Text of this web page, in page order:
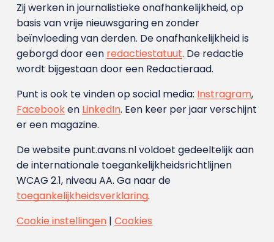
Zij werken in journalistieke onafhankelijkheid, op
basis van vrije nieuwsgaring en zonder
beïnvloeding van derden. De onafhankelijkheid is
geborgd door een redactiestatuut. De redactie
wordt bijgestaan door een Redactieraad.
Punt is ook te vinden op social media: Instragram,
Facebooken LinkedIn. Een keer per jaar verschijnt
er een magazine.
De website punt.avans.nl voldoet gedeeltelijk aan
de internationale toegankelijkheidsrichtlijnen
WCAG 2.1, niveau AA. Ga naar de
toegankelijkheidsverklaring.
Cookie instellingen| Cookies